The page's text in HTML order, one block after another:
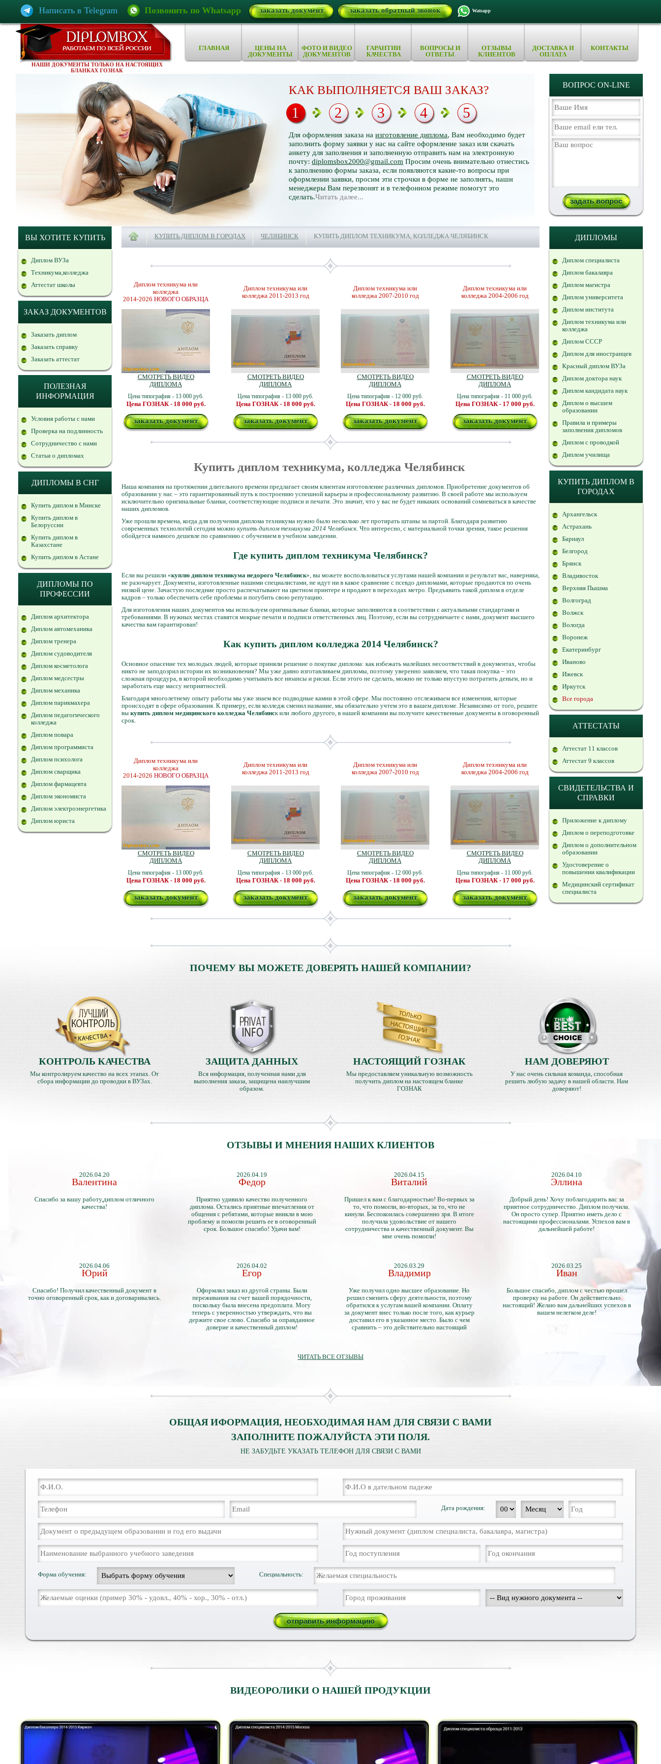
Написать в Telegram Позвонить по Whatsapp заказать документ заказать обратный звонок Watsapp
НАШИ ДОКУМЕНТЫ ТОЛЬКО НА НАСТОЯЩИХ
БЛАНКАХ ГОЗНАК
ГЛАВНАЯ
ЦЕНЫ НА
ДОКУМЕНТЫ
ФОТО И ВИДЕО
ДОКУМЕНТОВ
ГАРАНТИИ
КАЧЕСТВА
ВОПРОСЫ И
ОТВЕТЫ
ОТЗЫВЫ
КЛИЕНТОВ
ДОСТАВКА И
ОПЛАТА
КОНТАКТЫ
КАК ВЫПОЛНЯЕТСЯ ВАШ ЗАКАЗ?
Для оформления заказа на изготовление диплома, Вам необходимо будет
заполнить форму заявки у нас на сайте оформление заказ или скачать
анкету для заполнения и заполненную отправить нам на электронную
почту: diplomsbox2000@gmail.com Просим очень внимательно отнестись
к заполнению формы заказа, если появляются какие-то вопросы при
оформлении заявки, просим эти строчки в форме не заполнять, наши
менеджеры Вам перезвонят и в телефонном режиме помогут это
сделать.Читать далее...
1 2 3 4 5
ВОПРОС ON-LINE
ВЫ ХОТИТЕ КУПИТЬ
Диплом ВУЗа
Техникума,колледжа
Аттестат школы
ЗАКАЗ ДОКУМЕНТОВ
Заказать диплом
Заказать справку
Заказать аттестат
ПОЛЕЗНАЯ
ИНФОРМАЦИЯ
Условия работы с нами
Проверка на подлинность
Сотрудничество с нами
Статьи о дипломах
ДИПЛОМЫ В СНГ
Купить диплом в Минске
Купить диплом в
Белоруссии
Купить диплом в
Казахстане
Купить диплом в Астане
ДИПЛОМЫ ПО
ПРОФЕССИИ
Диплом архитектора
Диплом автомеханика
Диплом тренера
Диплом судоводителя
Диплом косметолога
Диплом медсестры
Диплом механика
Диплом парикмахера
Диплом педагогического
колледжа
Диплом повара
Диплом программиста
Диплом психолога
Диплом сварщика
Диплом фармацевта
Диплом экономиста
Диплом электроэнергетика
Диплом юриста
КУПИТЬ ДИПЛОМ В ГОРОДАХ ЧЕЛЯБИНСК КУПИТЬ ДИПЛОМ ТЕХНИКУМА, КОЛЛЕДЖА ЧЕЛЯБИНСК
Диплом техникума или
колледжа
2014-2026 НОВОГО ОБРАЗЦА
СМОТРЕТЬ ВИДЕО
ДИПЛОМА
Цена типография - 13 000 руб.
Цена ГОЗНАК - 18 000 руб.
заказать документ
Диплом техникума или
колледжа 2011-2013 год
СМОТРЕТЬ ВИДЕО
ДИПЛОМА
Цена типография - 13 000 руб.
Цена ГОЗНАК - 18 000 руб.
заказать документ
Диплом техникума или
колледжа 2007-2010 год
СМОТРЕТЬ ВИДЕО
ДИПЛОМА
Цена типография - 12 000 руб.
Цена ГОЗНАК - 18 000 руб.
заказать документ
Диплом техникума или
колледжа 2004-2006 год
СМОТРЕТЬ ВИДЕО
ДИПЛОМА
Цена типография - 11 000 руб.
Цена ГОЗНАК - 17 000 руб.
заказать документ
Купить диплом техникума, колледжа Челябинск
Наша компания на протяжении длительного времени предлагает своим клиентам изготовление различных дипломов. Приобретение документов об
образовании у нас – это гарантированный путь к построению успешной карьеры и профессиональному развитию. В своей работе мы используем
исключительно оригинальные бланки, соответствующие подписи и печати. Это значит, что у вас не будет никаких оснований сомневаться в качестве
наших дипломов.
Уже прошли времена, когда для получения диплома техникума нужно было несколько лет протирать штаны за партой. Благодаря развитию
современных технологий сегодня можно купить диплом техникума 2014 Челябинск. Что интересно, с материальной точки зрения, такое решения
обойдется намного дешевле по сравнению с обучением в учебном заведении.
Где купить диплом техникума Челябинск?
Если вы решили «куплю диплом техникума недорого Челябинск», вы можете воспользоваться услугами нашей компании и результат вас, наверняка,
не разочарует. Документы, изготовленные нашими специалистами, не идут ни в какое сравнение с псевдо дипломами, которые продаются по очень
низкой цене. Зачастую последние просто распечатывают на цветном принтере и продают в переходах метро. Предъявить такой диплом в отделе
кадров – только обеспечить себе проблемы и погубить свою репутацию.
Для изготовления наших документов мы используем оригинальные бланки, которые заполняются в соответствии с актуальными стандартами и
требованиями. В нужных местах ставятся мокрые печати и подписи ответственных лиц. Поэтому, если вы сотрудничаете с нами, документ высшего
качества вам гарантирован!
Как купить диплом колледжа 2014 Челябинск?
Основное опасение тех молодых людей, которые приняли решение о покупке диплома: как избежать малейших несоответствий в документах, чтобы
никто не заподозрил истории их возникновения? Мы уже давно изготавливаем дипломы, поэтому уверенно заявляем, что такая покупка – это
сложная процедура, в которой необходимо учитывать все нюансы и риски. Если этого не сделать, можно не только впустую потратить деньги, но и
заработать еще массу неприятностей.
Благодаря многолетнему опыту работы мы уже знаем все подводные камни в этой сфере. Мы постоянно отслеживаем все изменения, которые
происходят в сфере образования. К примеру, если колледж сменил название, мы обязательно учтем это в вашем дипломе. Независимо от того, решите
вы купить диплом медицинского колледжа Челябинск или любого другого, в нашей компании вы получите качественные документы в оговоренный
срок.
Диплом техникума или
колледжа
2014-2026 НОВОГО ОБРАЗЦА
СМОТРЕТЬ ВИДЕО
ДИПЛОМА
Цена типография - 13 000 руб.
Цена ГОЗНАК - 18 000 руб.
заказать документ
Диплом техникума или
колледжа 2011-2013 год
СМОТРЕТЬ ВИДЕО
ДИПЛОМА
Цена типография - 13 000 руб.
Цена ГОЗНАК - 18 000 руб.
заказать документ
Диплом техникума или
колледжа 2007-2010 год
СМОТРЕТЬ ВИДЕО
ДИПЛОМА
Цена типография - 12 000 руб.
Цена ГОЗНАК - 18 000 руб.
заказать документ
Диплом техникума или
колледжа 2004-2006 год
СМОТРЕТЬ ВИДЕО
ДИПЛОМА
Цена типография - 11 000 руб.
Цена ГОЗНАК - 17 000 руб.
заказать документ
ДИПЛОМЫ
Диплом специалиста
Диплом бакалавра
Диплом магистра
Диплом университета
Диплом института
Диплом техникума или
колледжа
Диплом СССР
Диплом для иностранцев
Красный диплом ВУЗа
Диплом доктора наук
Диплом кандидата наук
Диплом о высшем
образовании
Правила и примеры
заполнения дипломов
Диплом с проводкой
Диплом училища
КУПИТЬ ДИПЛОМ В
ГОРОДАХ
Архангельск
Астрахань
Барнаул
Белгород
Брянск
Владивосток
Верхняя Пышма
Волгоград
Волжск
Вологда
Воронеж
Екатеринбург
Иваново
Ижевск
Иркутск
Все города
АТТЕСТАТЫ
Аттестат 11 классов
Аттестат 9 классов
СВИДЕТЕЛЬСТВА И
СПРАВКИ
Приложение к диплому
Диплом о переподготовке
Диплом о дополнительном
образовании
Удостоверение о
повышении квалификации
Медицинский сертификат
специалиста
ПОЧЕМУ ВЫ МОЖЕТЕ ДОВЕРЯТЬ НАШЕЙ КОМПАНИИ?
КОНТРОЛЬ КАЧЕСТВА
Мы контролируем качество на всех этапах. От
сбора информации до проводки в ВУЗах.
ЗАЩИТА ДАННЫХ
Вся информация, полученная нами для
выполнения заказа, защищена наилучшим
образом.
НАСТОЯЩИЙ ГОЗНАК
Мы предоставляем уникальную возможность
получить диплом на настоящем бланке
ГОЗНАК
НАМ ДОВЕРЯЮТ
У нас очень сильная команда, способная
решить любую задачу в нашей области. Нам
доверяют!
ОТЗЫВЫ И МНЕНИЯ НАШИХ КЛИЕНТОВ
2026.04.20
Валентина
Спасибо за вашу работу,диплом отличного
качества!
2026.04.19
Федор
Приятно удивило качество полученного
диплома. Остались приятные впечатления от
общения с ребятами, которые вникли в мою
проблему и помогли решить ее в оговоренный
срок. Большое спасибо! Удачи вам!
2026.04.15
Виталий
Пришел к вам с благодарностью! Во-первых за
то, что помогли, во-вторых, за то, что не
кинули. Беспокоилась совершенно зря. В итоге
получила удовольствие от нашего
сотрудничества и качественный документ. Вы
мне очень помогли!
2026.04.10
Эллина
Добрый день! Хочу поблагодарить вас за
приятное сотрудничество. Диплом получила.
Он просто супер. Приятно иметь дело с
настоящими профессионалами. Успехов вам в
дальнейшей работе!
2026.04.06
Юрий
Спасибо! Получил качественный документ в
точно оговоренный срок, как и договаривались.
2026.04.02
Егор
Оформлял заказ из другой страны. Были
переживания на счет вашей порядочности,
поскольку была внесена предоплата. Могу
теперь с уверенностью утверждать, что вы
держите свое слово. Спасибо за оправданное
доверие и качественный диплом!
2026.03.29
Владимир
Уже получил одно высшее образование. Но
решил сменить сферу деятельности, поэтому
обратился к услугам вашей компании. Оплату
за документ внес только после того, как курьер
доставил его в указанное место. Было с чем
сравнить – это действительно настоящий
2026.03.25
Иван
Большое спасибо, диплом с честью прошел
проверку на работе. Он действительно
настоящий! Желаю вам дальнейших успехов в
вашем нелегком деле!
ЧИТАТЬ ВСЕ ОТЗЫВЫ
ОБЩАЯ ИФОРМАЦИЯ, НЕОБХОДИМАЯ НАМ ДЛЯ СВЯЗИ С ВАМИ
ЗАПОЛНИТЕ ПОЖАЛУЙСТА ЭТИ ПОЛЯ.
НЕ ЗАБУДЬТЕ УКАЗАТЬ ТЕЛЕФОН ДЛЯ СВЯЗИ С ВАМИ
Дата рождения:
Форма обучения: Специальность:
ВИДЕОРОЛИКИ О НАШЕЙ ПРОДУКЦИИ